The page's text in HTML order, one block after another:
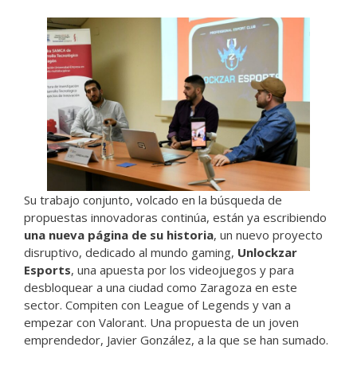
Su trabajo conjunto, volcado en la búsqueda de
propuestas innovadoras continúa, están ya escribiendo
una nueva página de su historia, un nuevo proyecto
disruptivo, dedicado al mundo gaming, Unlockzar
Esports, una apuesta por los videojuegos y para
desbloquear a una ciudad como Zaragoza en este
sector. Compiten con League of Legends y van a
empezar con Valorant. Una propuesta de un joven
emprendedor, Javier González, a la que se han sumado.